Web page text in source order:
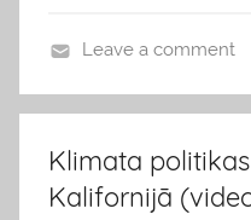
l
g
s
Leave a comment
Klimata
Kalifornijā